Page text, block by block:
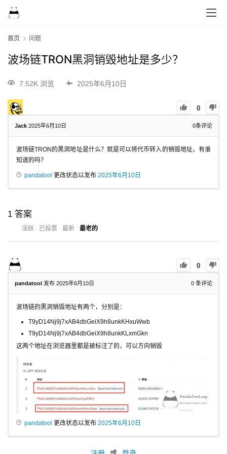
首页 问题
波场链TRON黑洞销毁地址是多少？
7.52K 浏览 2025年6月10日
0
Jack 2025年6月10日 0条评论
波场链TRON的黑洞地址是什么？就是可以将代币转入的销毁地址，有谁
知道的吗？
pandatool 更改状态以发布 2025年6月10日
1 答案
活跃 已投票 最新 最老的
0
pandatool 发布 2025年6月10日 0 条评论
波场链的黑洞销毁地址有两个，分别是：
T9yD14Nj9j7xAB4dbGeiX9h8unkKHxuWwb
T9yD14Nj9j7xAB4dbGeiX9h8unkKLxmGkn
这两个地址在浏览器里都是被标注了的，可以方向销毁
pandatool 更改状态以发布 2025年6月10日